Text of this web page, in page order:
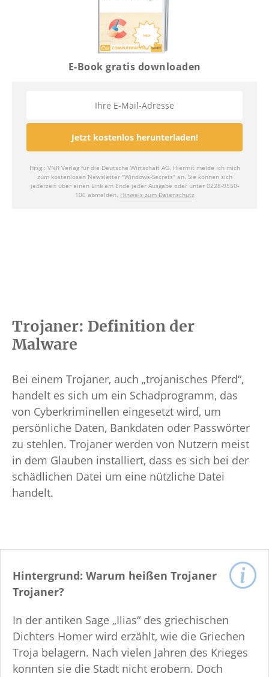
Trojaner: Definition der
Malware
Bei einem Trojaner, auch „trojanisches Pferd“,
handelt es sich um ein Schadprogramm, das
von Cyberkriminellen eingesetzt wird, um
persönliche Daten, Bankdaten oder Passwörter
zu stehlen. Trojaner werden von Nutzern meist
in dem Glauben installiert, dass es sich bei der
schädlichen Datei um eine nützliche Datei
handelt.
Hintergrund: Warum heißen Trojaner
Trojaner?
In der antiken Sage „Ilias“ des griechischen
Dichters Homer wird erzählt, wie die Griechen
Troja belagern. Nach vielen Jahren des Krieges
konnten sie die Stadt nicht erobern. Doch